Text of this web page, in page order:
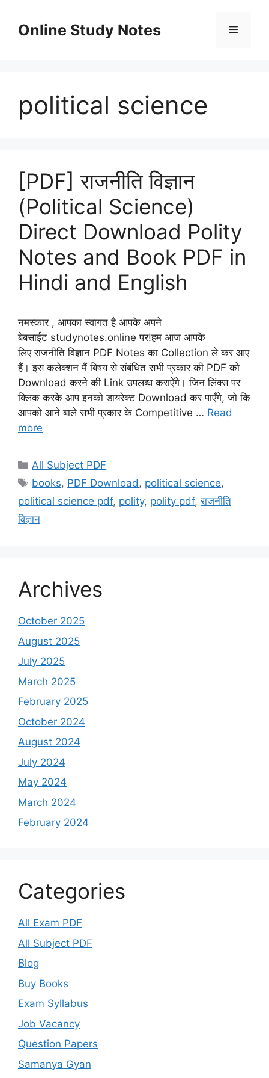
contentOnline Study Notes
political science
[PDF] राजनीति विज्ञान
(Political Science)
Direct Download Polity
Notes and Book PDF in
Hindi and English
नमस्कार , आपका स्वागत है आपके अपने
बेबसाईट studynotes.online पर!हम आज आपके
लिए राजनीति विज्ञान PDF Notes का Collection ले कर आए
हैं। इस कलेक्शन मैं बिषय से संबंधित सभी प्रकार की PDF को
Download करने की Link उपलब्ध कराऐंगे। जिन लिंक्स पर
क्लिक करके आप इनको डायरेक्ट Download कर पाएँगे, जो कि
आपको आने बाले सभी प्रकार के Competitive … Read
more
Categories
All Subject PDF
Tags
books, PDF Download, political science,
political science pdf, polity, polity pdf,राजनीति
विज्ञान
Archives
October 2025
August 2025
July 2025
March 2025
February 2025
October 2024
August 2024
July 2024
May 2024
March 2024
February 2024
Categories
All Exam PDF
All Subject PDF
Blog
Buy Books
Exam Syllabus
Job Vacancy
Question Papers
Samanya Gyan